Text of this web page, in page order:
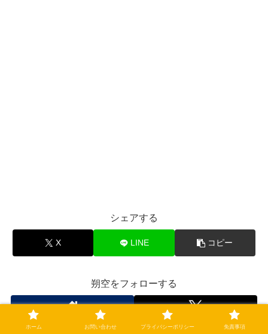
シェアする
X LINE コピー
朔空をフォローする
ホーム お問い合わせ プライバシーポリシー 免責事項